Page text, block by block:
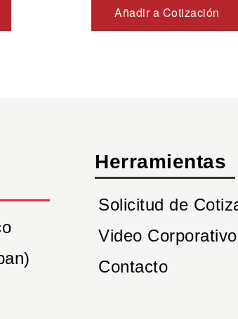
Añadir a Cotización
Herramientas
Solicitud de
Video Corporativo
Contacto